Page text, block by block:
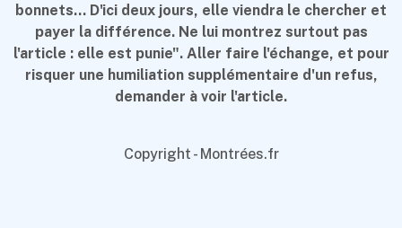
bonnets... D'ici deux jours, elle viendra le chercher et
payer la différence. Ne lui montrez surtout pas
l'article : elle est punie". Aller faire l'échange, et pour
risquer une humiliation supplémentaire d'un refus,
demander à voir l'article.
Copyright - Montrées.fr